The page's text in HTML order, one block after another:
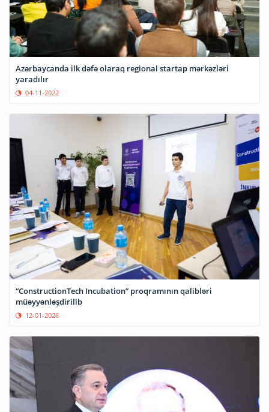
Azərbaycanda ilk dəfə olaraq regional startap mərkəzləri
yaradılır
04-11-2022
“ConstructionTech Incubation” proqramının qalibləri
müəyyənləşdirilib
12-01-2026